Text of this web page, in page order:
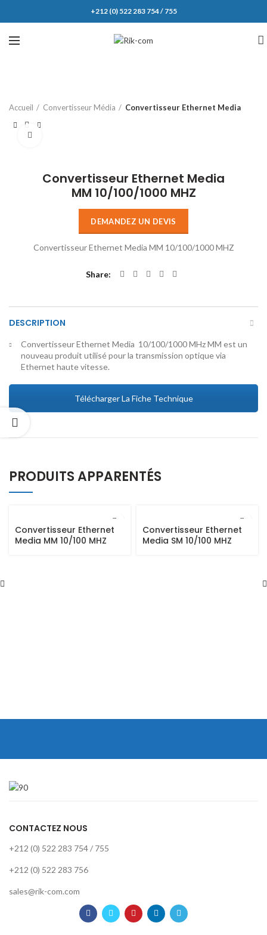
+212 (0) 522 283 754 / 755
Accueil Convertisseur Média Convertisseur Ethernet Media
Convertisseur Ethernet Media
MM 10/100/1000 MHZ
DEMANDEZ UN DEVIS
Convertisseur Ethernet Media MM 10/100/1000 MHZ
Share
DESCRIPTION
Convertisseur Ethernet Media 10/100/1000 MHz MM est un
nouveau produit utilisé pour la transmission optique via
Ethernet haute vitesse.
Télécharger La Fiche Technique
PRODUITS APPARENTÉS
Convertisseur Ethernet
Media MM 10/100 MHZ
Convertisseur Ethernet
Media SM 10/100 MHZ
CONTACTEZ NOUS
+212 (0) 522 283 754 / 755
+212 (0) 522 283 756
sales@rik-com.com